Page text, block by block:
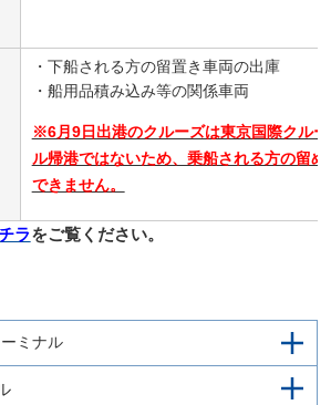
・下船される方の留置き車両の出庫
・船用品積み込み等の関係車両
※6月9日出港のクルーズは東京国際クル
ル帰港ではないため、乗船される方の留め
できません。
ラをご覧ください。
ミナル